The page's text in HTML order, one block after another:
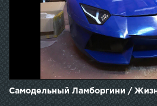
Самодельный Ламборгини /